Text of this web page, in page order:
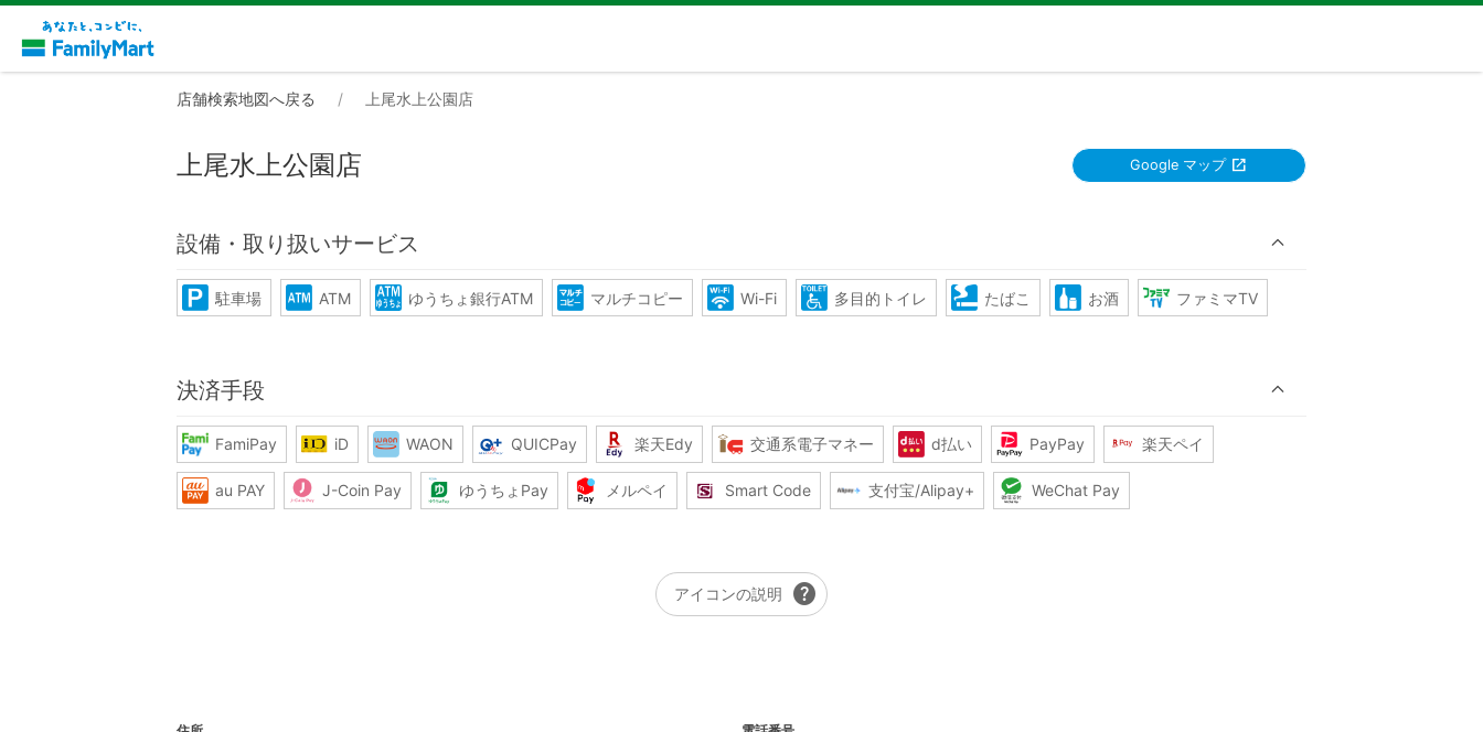
店舗検索地図へ戻る 上尾水上公園店
上尾水上公園店 Google マップ
設備・取り扱いサービス
駐車場 ATM ゆうちょ銀行ATM マルチコピー Wi-Fi 多目的トイレ たばこ お酒 ファミマTV
決済手段
FamiPay iD WAON QUICPay 楽天Edy 交通系電子マネー d払い PayPay 楽天ペイ
au PAY J-Coin Pay ゆうちょPay メルペイ Smart Code 支付宝/Alipay+ WeChat Pay
アイコンの説明 help